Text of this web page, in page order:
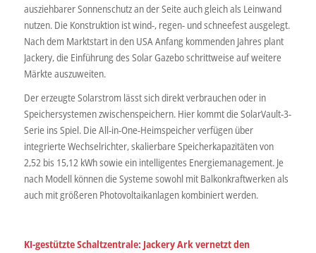
ausziehbarer Sonnenschutz an der Seite auch gleich als Leinwand
nutzen. Die Konstruktion ist wind-, regen- und schneefest ausgelegt.
Nach dem Marktstart in den USA Anfang kommenden Jahres plant
Jackery, die Einführung des Solar Gazebo schrittweise auf weitere
Märkte auszuweiten.
Der erzeugte Solarstrom lässt sich direkt verbrauchen oder in
Speichersystemen zwischenspeichern. Hier kommt die SolarVault-3-
Serie ins Spiel. Die All-in-One-Heimspeicher verfügen über
integrierte Wechselrichter, skalierbare Speicherkapazitäten von
2,52 bis 15,12 kWh sowie ein intelligentes Energiemanagement. Je
nach Modell können die Systeme sowohl mit Balkonkraftwerken als
auch mit größeren Photovoltaikanlagen kombiniert werden.
KI-gestützte Schaltzentrale: Jackery Ark vernetzt den